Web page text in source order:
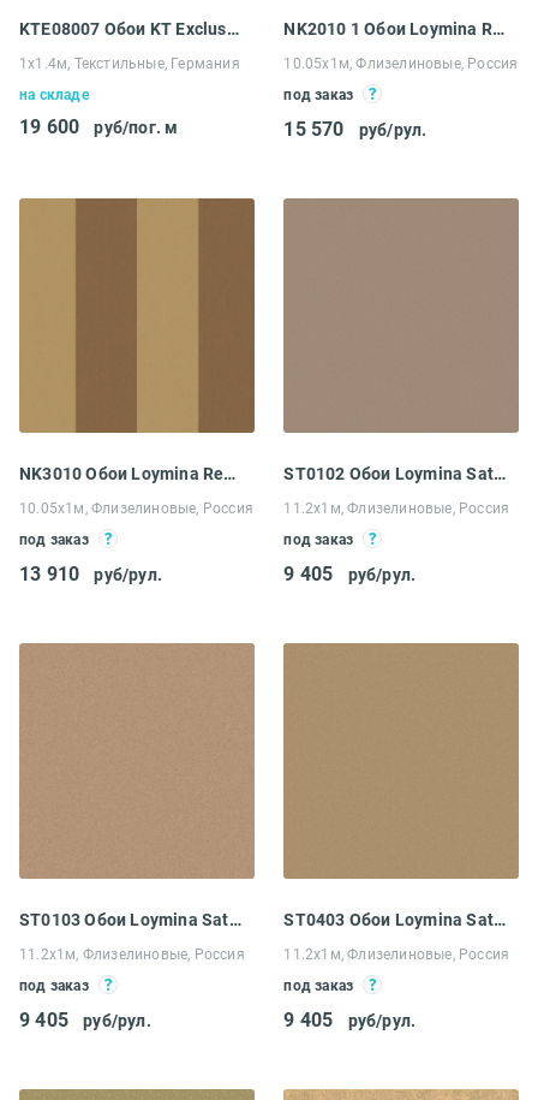
KTE08007 Обои KT Exclusive Nefertiti
1х1.4м, Текстильные, Германия
на складе
19 600 руб/пог. м
NK2010 1 Обои Loymina Renaissance
10.05х1м, Флизелиновые, Россия
под заказ
15 570 руб/рул.
NK3010 Обои Loymina Renaissance
10.05х1м, Флизелиновые, Россия
под заказ
13 910 руб/рул.
ST0102 Обои Loymina Satori II
11.2х1м, Флизелиновые, Россия
под заказ
9 405 руб/рул.
ST0103 Обои Loymina Satori II
11.2х1м, Флизелиновые, Россия
под заказ
9 405 руб/рул.
ST0403 Обои Loymina Satori II
11.2х1м, Флизелиновые, Россия
под заказ
9 405 руб/рул.